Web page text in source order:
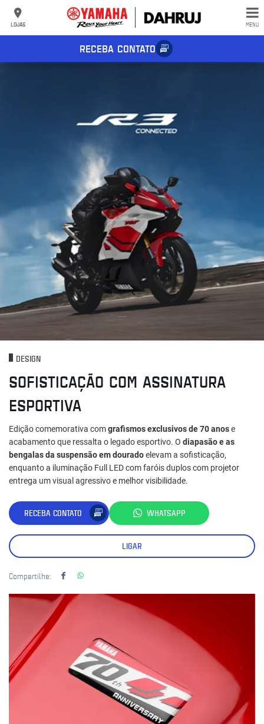
LOJAS MENU
RECEBA CONTATO
DESIGN
SOFISTICAÇÃO COM ASSINATURA
ESPORTIVA
Edição comemorativa comgrafismos exclusivos de 70 anose
acabamento que ressalta o legado esportivo. O diapasão e as
bengalas da suspensão em douradoelevam a sofisticação,
enquanto a iluminação Full LED com faróis duplos com projetor
entrega um visual agressivo e melhor visibilidade.
RECEBA CONTATO WHATSAPP
LIGAR
Compartilhe: